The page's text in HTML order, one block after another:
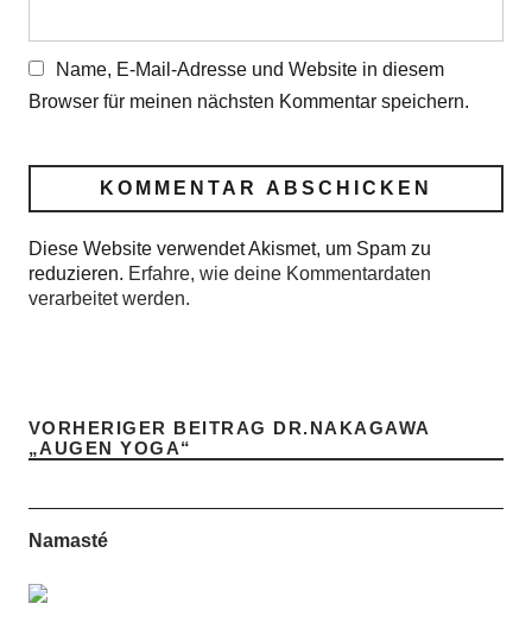
Name, E-Mail-Adresse und Website in diesem
Browser für meinen nächsten Kommentar speichern.
Diese Website verwendet Akismet, um Spam zu
reduzieren. Erfahre, wie deine Kommentardaten
verarbeitet werden.
VORHERIGER BEITRAG DR.NAKAGAWA
„AUGEN YOGA“
Namasté